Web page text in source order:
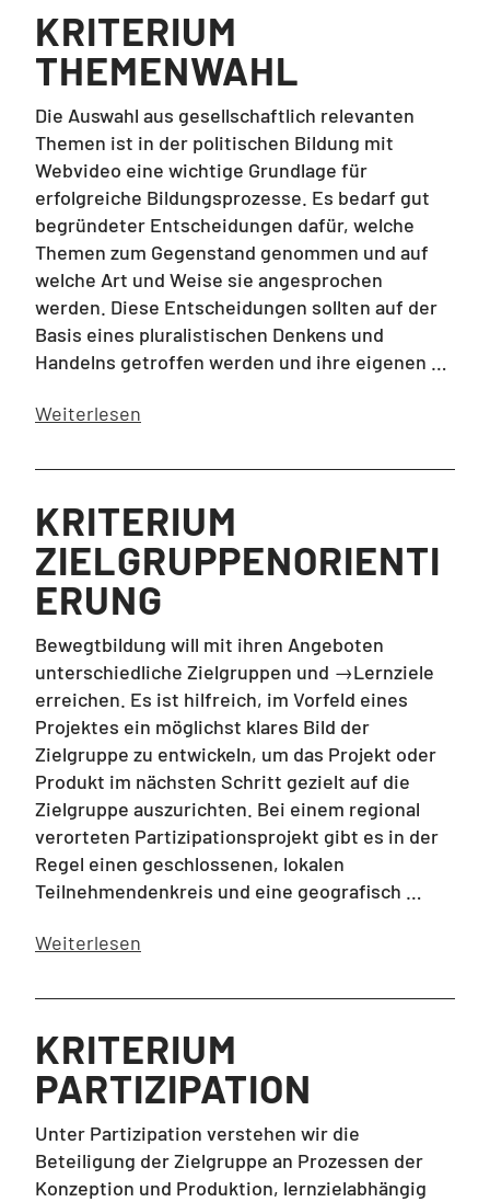
KRITERIUM
THEMENWAHL
Die Auswahl aus gesellschaftlich relevanten
Themen ist in der politischen Bildung mit
Webvideo eine wichtige Grundlage für
erfolgreiche Bildungsprozesse. Es bedarf gut
begründeter Entscheidungen dafür, welche
Themen zum Gegenstand genommen und auf
welche Art und Weise sie angesprochen
werden. Diese Entscheidungen sollten auf der
Basis eines pluralistischen Denkens und
Handelns getroffen werden und ihre eigenen …
Weiterlesen
KRITERIUM
ZIELGRUPPENORIENTI
ERUNG
Bewegtbildung will mit ihren Angeboten
unterschiedliche Zielgruppen und →Lernziele
erreichen. Es ist hilfreich, im Vorfeld eines
Projektes ein möglichst klares Bild der
Zielgruppe zu entwickeln, um das Projekt oder
Produkt im nächsten Schritt gezielt auf die
Zielgruppe auszurichten. Bei einem regional
verorteten Partizipationsprojekt gibt es in der
Regel einen geschlossenen, lokalen
Teilnehmendenkreis und eine geografisch …
Weiterlesen
KRITERIUM
PARTIZIPATION
Unter Partizipation verstehen wir die
Beteiligung der Zielgruppe an Prozessen der
Konzeption und Produktion, lernzielabhängig